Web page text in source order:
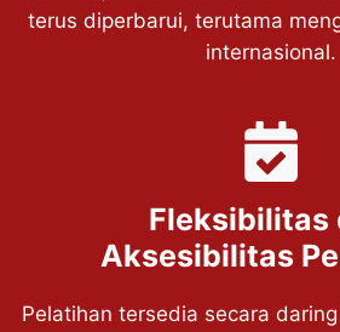
terus diperbarui, terutama
internasional.
Fleksibilitas
Aksesibilitas
Pelatihan tersedia secara